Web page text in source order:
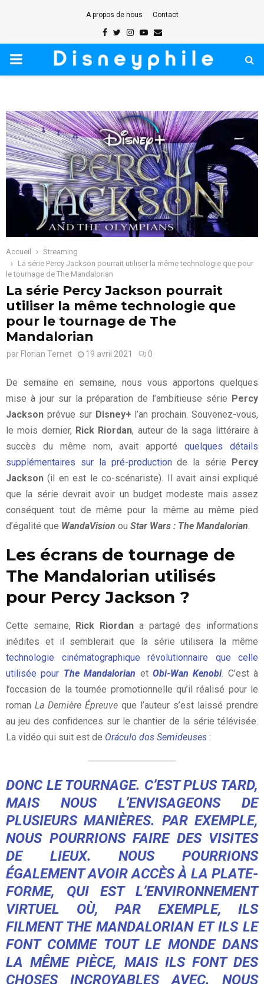
A propos de nous Contact
Facebook
TwitterInstagram
Youtube
Email
PRIMARY
Accueil
Streaming
La série Percy Jackson pourrait utiliser la même technologie que pour
le tournage de The Mandalorian
La série Percy Jackson pourrait
utiliser la même technologie que
pour le tournage de The
Mandalorian
par Florian Ternet 19 avril 2021 0
De semaine en semaine, nous vous apportons quelques
mise à jour sur la préparation de l’ambitieuse série Percy
Jackson prévue sur Disney+ l’an prochain. Souvenez-vous,
le mois dernier, Rick Riordan, auteur de la saga littéraire à
succès du même nom, avait apportéquelques détails
supplémentaires sur la pré-productionde la série
Percy
Jackson (il en est le co-scénariste). Il avait ainsi expliqué
que la série devrait avoir un budget modeste mais assez
conséquent tout de même pour la même au même pied
d’égalité que WandaVision ou Star Wars : The Mandalorian.
Les écrans de tournage de
The Mandalorian utilisés
pour Percy Jackson ?
Cette semaine, Rick Riordan a partagé des informations
inédites et il semblerait que la série utilisera la même
technologie cinématographique révolutionnaire que celle
utilisée pour The Mandalorian et Obi-Wan Kenobi. C’est à
l’occasion de la tournée promotionnelle qu’il réalisé pour le
roman La Dernière Épreuve que l’auteur s’est laissé prendre
au jeu des confidences sur le chantier de la série télévisée.
La vidéo qui suit est de Oráculo dos Semideuses :
DONC LE TOURNAGE. C’EST PLUS TARD,
MAIS NOUS L’ENVISAGEONS DE
PLUSIEURS MANIÈRES. PAR EXEMPLE,
NOUS POURRIONS FAIRE DES VISITES
DE LIEUX. NOUS POURRIONS
ÉGALEMENT AVOIR ACCÈS À LA PLATE-
FORME, QUI EST L’ENVIRONNEMENT
VIRTUEL OÙ, PAR EXEMPLE, ILS
FILMENT THE MANDALORIAN ET ILS LE
FONT COMME TOUT LE MONDE DANS
LA MÊME PIÈCE, MAIS ILS FONT DES
CHOSES INCROYABLES AVEC. NOUS